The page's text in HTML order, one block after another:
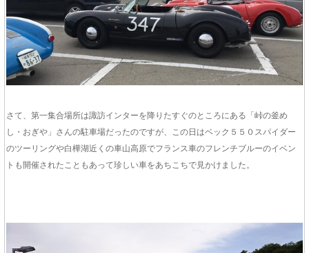
さて、第一集合場所は諏訪インターを降りたすぐのところにある「峠の釜め
し・おぎや」さんの駐車場だったのですが、この日はベック５５０スパイダー
のツーリングや白樺湖近くの車山高原でフランス車のフレンチブルーのイベン
トも開催されたこともあって珍しい車をあちこちで見かけました。